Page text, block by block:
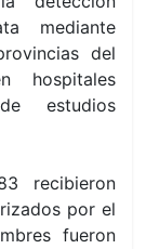
mediante
del
hospitales
estudios
recibieron
por el
fueron